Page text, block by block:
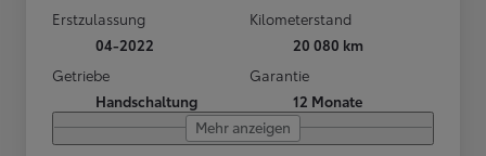
Erstzulassung
04-2022
Kilometerstand
20 080 km
Getriebe
Handschaltung
Garantie
12 Monate
Mehr anzeigen